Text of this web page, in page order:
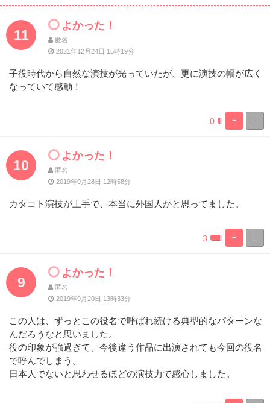
11
よかった！
匿名
2021年12月24日 15時19分
子役時代から自然な演技が光っていたが、更に演技の幅が広く
なっていて感動！
-
+
%
Complete
100%
Complete
0
10
よかった！
匿名
2019年9月28日 12時58分
カタコト演技が上手で、本当に外国人かと思ってました。
-
+
%
Complete
100%
Complete
3
9
よかった！
匿名
2019年9月20日 13時33分
この人は、ずっとこの役名で呼ばれ続ける典型的なパターンな
んだろうなと思いました。
役の印象が強過ぎて、今後違う作品に出演されても今回の役名
で呼んでしまう。
日本人でないと思わせるほどの演技力で感心しました。